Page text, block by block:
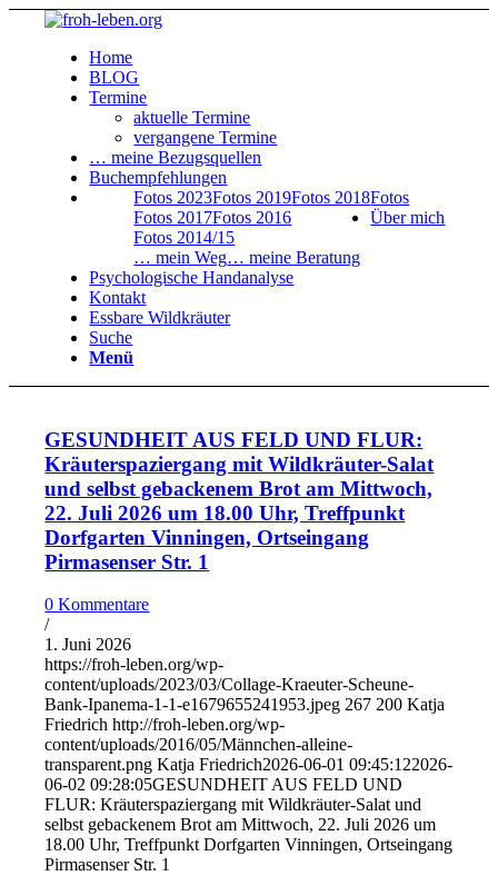
Home
BLOG
Termine
aktuelle Termine
vergangene Termine
… meine Bezugsquellen
Buchempfehlungen
Fotos
Fotos 2023Fotos 2019Fotos 2018
Fotos 2017Fotos 2016
Fotos 2014/15
Über mich
… mein Weg… meine Beratung
Psychologische Handanalyse
Kontakt
Essbare Wildkräuter
Suche
Menü
GESUNDHEIT AUS FELD UND FLUR:
Kräuterspaziergang mit Wildkräuter-Salat
und selbst gebackenem Brot am Mittwoch,
22. Juli 2026 um 18.00 Uhr, Treffpunkt
Dorfgarten Vinningen, Ortseingang
Pirmasenser Str. 1
0 Kommentare
/
1. Juni 2026
https://froh-leben.org/wp-
content/uploads/2023/03/Collage-Kraeuter-Scheune-
Bank-Ipanema-1-1-e1679655241953.jpeg 267 200 Katja
Friedrich http://froh-leben.org/wp-
content/uploads/2016/05/Männchen-alleine-
transparent.png Katja Friedrich2026-06-01 09:45:122026-
06-02 09:28:05GESUNDHEIT AUS FELD UND
FLUR: Kräuterspaziergang mit Wildkräuter-Salat und
selbst gebackenem Brot am Mittwoch, 22. Juli 2026 um
18.00 Uhr, Treffpunkt Dorfgarten Vinningen, Ortseingang
Pirmasenser Str. 1